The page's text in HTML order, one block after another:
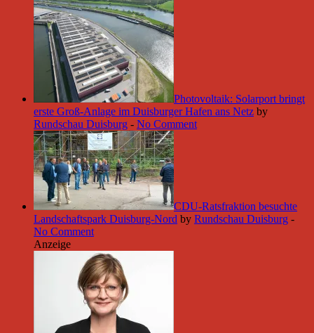
Photovoltaik: Solarport bringt
erste Groß-Anlage im Duisburger Hafen ans Netz by
Rundschau Duisburg - No Comment
CDU-Ratsfraktion besuchte
Landschaftspark Duisburg-Nord by Rundschau Duisburg -
No Comment
Anzeige